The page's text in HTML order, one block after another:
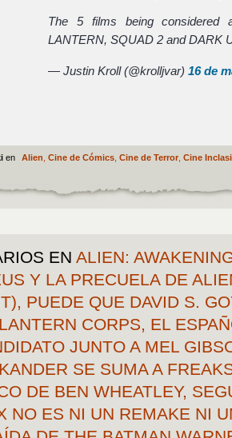
The 5 films being considered
LANTERN, SQUAD 2 and DARK
— Justin Kroll (@krolljvar)16 de
en Alien Cine de Cómics, Cine de Terror, Cine
EN ALIEN:
Y LA PRECUELA DE
PUEDE QUE DAVID S.
CORPS, EL
JUNTO A MEL
SE SUMA A
DE BEN WHEATLEY,
NO ES NI UN REMAKE NI